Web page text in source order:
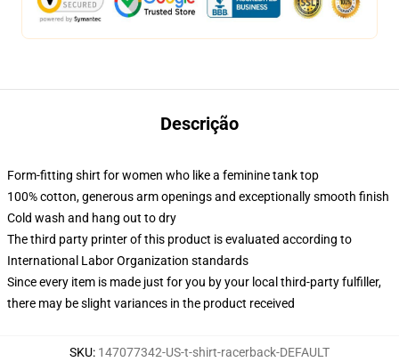
Descrição
Form-fitting shirt for women who like a feminine tank top
100% cotton, generous arm openings and exceptionally smooth finish
Cold wash and hang out to dry
The third party printer of this product is evaluated according to
International Labor Organization standards
Since every item is made just for you by your local third-party fulfiller,
there may be slight variances in the product received
SKU: 147077342-US-t-shirt-racerback-DEFAULT